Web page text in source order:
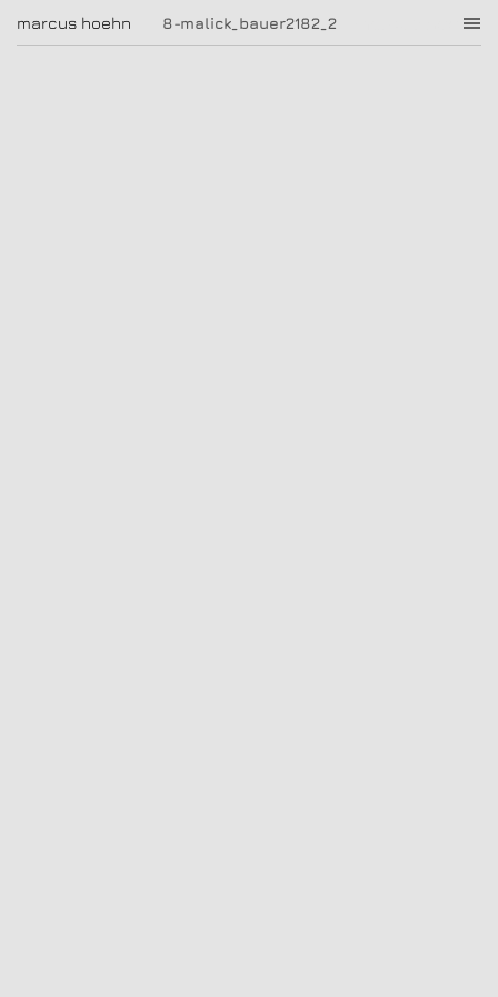
8-malick_bauer2182_2
marcus hoehn marcus hoehn
|